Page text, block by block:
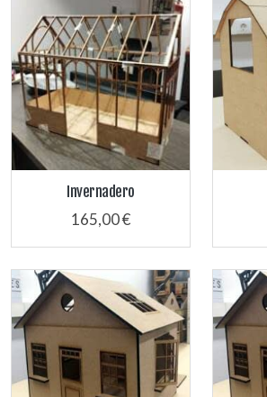
Invernadero
165,00 €